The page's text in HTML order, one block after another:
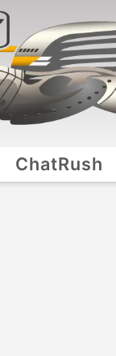
ChatRush